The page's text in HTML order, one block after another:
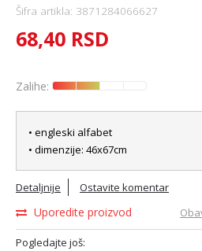
Šifra artikla: 3871284066627
68,40 RSD
Zalihe:
• engleski alfabet
• dimenzije: 46x67cm
Detaljnije Ostavite komentar
Uporedite proizvod
Pogledajte još: